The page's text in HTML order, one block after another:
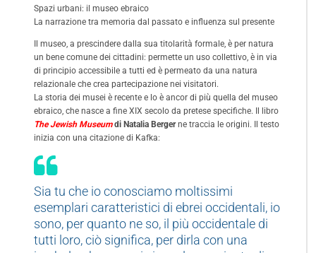
Spazi urbani: il museo ebraico
La narrazione tra memoria dal passato e influenza sul presente
Il museo, a prescindere dalla sua titolarità formale, è per natura
un bene comune dei cittadini: permette un uso collettivo, è in via
di principio accessibile a tutti ed è permeato da una natura
relazionale che crea partecipazione nei visitatori.
La storia dei musei è recente e lo è ancor di più quella del museo
ebraico, che nasce a fine XIX secolo da pretese specifiche. Il libro
The Jewish Museum di Natalia Bergerne traccia le origini. Il testo
inizia con una citazione di Kafka:
Sia tu che io conosciamo moltissimi
esemplari caratteristici di ebrei occidentali, io
sono, per quanto ne so, il più occidentale di
tutti loro, ciò significa, per dirla con una